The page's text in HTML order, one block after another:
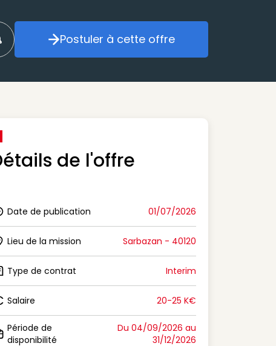
mon alerte Postuler à cette offre
Postuler à cette offre
de l'offre
Date de publication
Date de publication 01/07/2026
Lieu de la mission
Lieu de la mission Sarbazan - 40120
Type de contrat
Type de contrat Interim
Salaire
Salaire 20-25 K€
Période de
disponibilité
Du 04/09/2026 au
31/12/2026